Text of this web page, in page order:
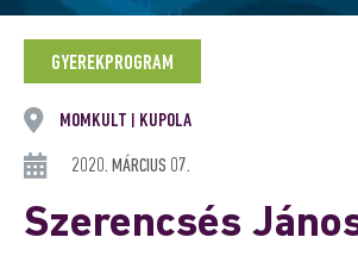
GYEREKPROGRAM
MOMKULT KUPOLA
2020. MÁRCIUS 07.
Szerencsés